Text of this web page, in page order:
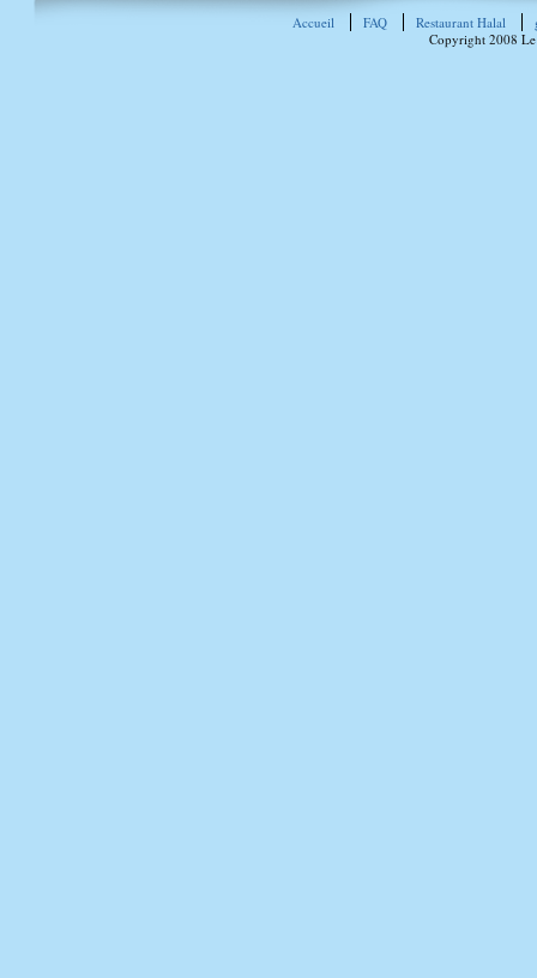
Accueil FAQ Restaurant Halal
Copyright 2008